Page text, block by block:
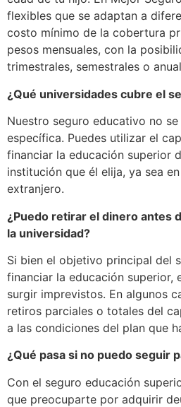
flexibles que se adaptan a
costo mínimo de la cobertura
pesos mensuales, con la
trimestrales, semestrales o
¿Qué universidades cubre el
Nuestro seguro educativo no
específica. Puedes utilizar el
financiar la educación superior
institución que él elija, ya sea
extranjero.
¿Puedo retirar el dinero antes
la universidad?
Si bien el objetivo principal del
financiar la educación superior,
surgir imprevistos. En algunos
retiros parciales o totales del
a las condiciones del plan que
¿Qué pasa si no puedo seguir
Con el seguro educación
que preocuparte por adquirir